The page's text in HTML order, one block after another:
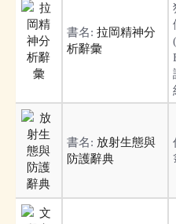
書名: 拉岡精神分
析辭彙
書名: 放射生態與
防護辭典